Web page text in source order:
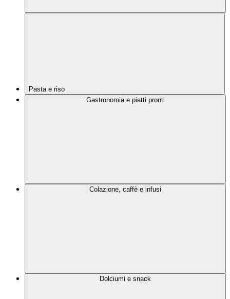
Pasta e riso
Gastronomia e piatti pronti
Colazione, caffè e infusi
Dolciumi e snack